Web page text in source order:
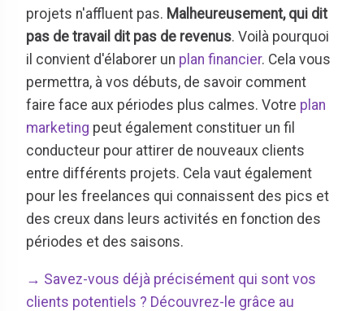
projets n'affluent pas. Malheureusement, qui dit
pas de travail dit pas de revenus. Voilà pourquoi
il convient d'élaborer un plan financier. Cela vous
permettra, à vos débuts, de savoir comment
faire face aux périodes plus calmes. Votre plan
marketing peut également constituer un fil
conducteur pour attirer de nouveaux clients
entre différents projets. Cela vaut également
pour les freelances qui connaissent des pics et
des creux dans leurs activités en fonction des
périodes et des saisons.
→ Savez-vous déjà précisément qui sont vos
clients potentiels ? Découvrez-le grâce au